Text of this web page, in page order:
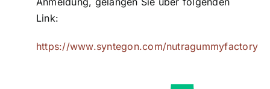
Link:
https://www.syntegon.com/nutragummyfactory